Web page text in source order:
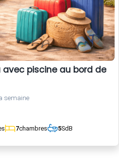
piscine au bord de la
semaine
7chambres 5SdB